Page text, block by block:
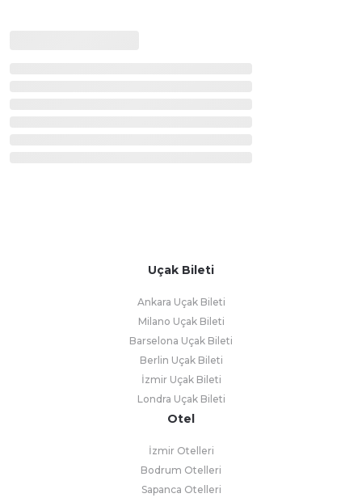
Uçak Bileti
Ankara Uçak Bileti
Milano Uçak Bileti
Barselona Uçak Bileti
Berlin Uçak Bileti
İzmir Uçak Bileti
Londra Uçak Bileti
Otel
İzmir Otelleri
Bodrum Otelleri
Sapanca Otelleri